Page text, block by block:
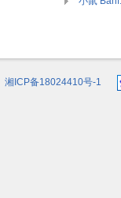
湘ICP备18024410号-1